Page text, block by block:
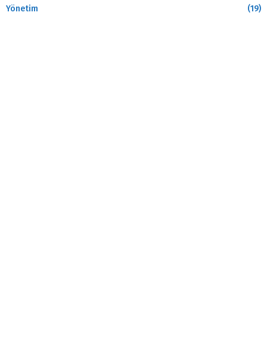
Yönetim
(19)